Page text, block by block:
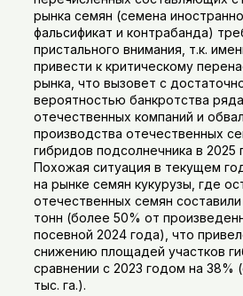
рынка семян (семена
фальсификат и контрабанда)
пристального внимания, т.к.
привести к критическому
рынка, что вызовет с
вероятностью банкротства ряда
отечественных компаний и обвал
производства отечественных
гибридов подсолнечника в 2025
Похожая ситуация в текущем
на рынке семян кукурузы, где
отечественных семян составили
тонн (более 50% от
посевной 2024 года), что
снижению площадей участков
сравнении с 2023 годом на 38%
тыс. га.).